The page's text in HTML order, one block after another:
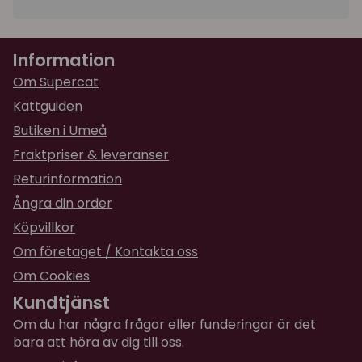
7-10 kg
Information
Om Supercat
Kattguiden
Butiken i Umeå
Fraktpriser & leveranser
Returinformation
Ångra din order
Köpvillkor
Om företaget / Kontakta oss
Om Cookies
Kundtjänst
Om du har några frågor eller funderingar är det
bara att höra av dig till oss.